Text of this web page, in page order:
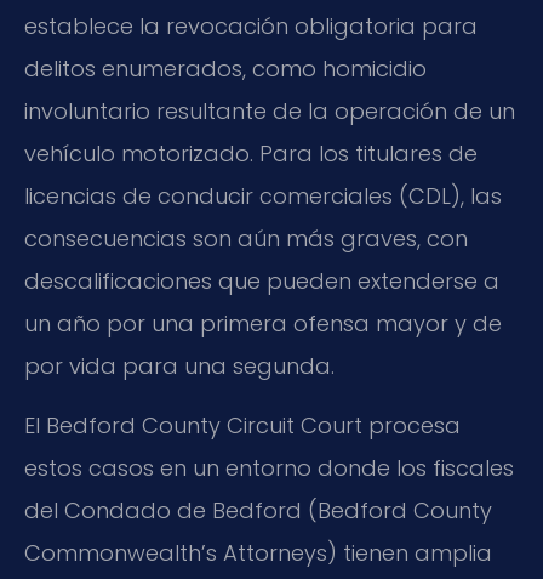
establece la revocación obligatoria para
delitos enumerados, como homicidio
involuntario resultante de la operación de un
vehículo motorizado. Para los titulares de
licencias de conducir comerciales (CDL), las
consecuencias son aún más graves, con
descalificaciones que pueden extenderse a
un año por una primera ofensa mayor y de
por vida para una segunda.
El Bedford County Circuit Court procesa
estos casos en un entorno donde los fiscales
del Condado de Bedford (Bedford County
Commonwealth’s Attorneys) tienen amplia